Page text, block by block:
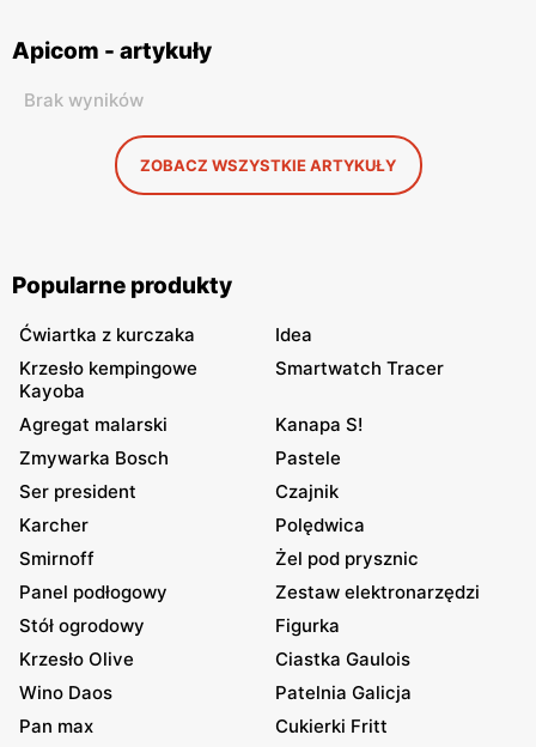
Apicom - artykuły
Brak wyników
ZOBACZ WSZYSTKIE ARTYKUŁY
Popularne produkty
Ćwiartka z kurczaka
Idea
Krzesło kempingowe
Kayoba
Smartwatch Tracer
Agregat malarski
Kanapa S!
Zmywarka Bosch
Pastele
Ser president
Czajnik
Karcher
Polędwica
Smirnoff
Żel pod prysznic
Panel podłogowy
Zestaw elektronarzędzi
Stół ogrodowy
Figurka
Krzesło Olive
Ciastka Gaulois
Wino Daos
Patelnia Galicja
Pan max
Cukierki Fritt